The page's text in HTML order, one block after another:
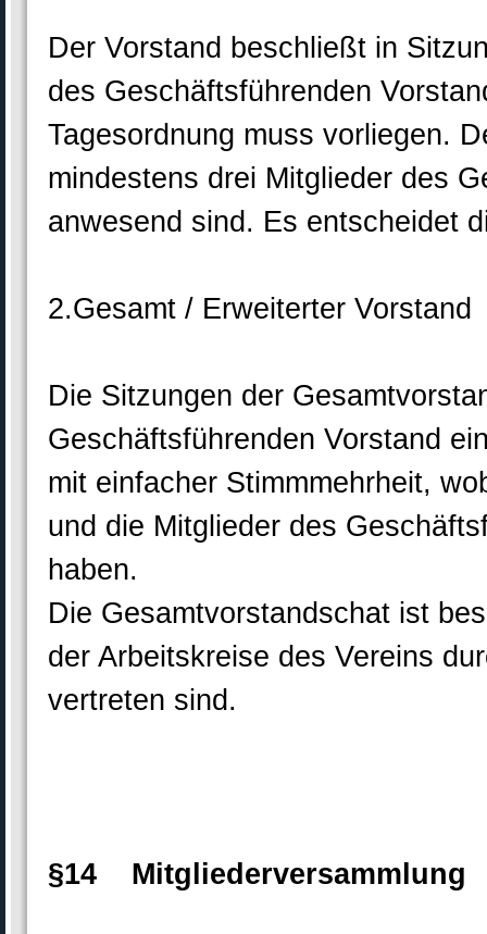
Der Vorstand beschließt in
des Geschäftsführenden
Tagesordnung muss vorliegen.
mindestens drei Mitglieder des
anwesend sind. Es entscheidet
2.Gesamt / Erweiterter Vorstand
Die Sitzungen der
Geschäftsführenden Vorstand
mit einfacher Stimmmehrheit,
und die Mitglieder des
haben.
Die Gesamtvorstandschat ist
der Arbeitskreise des Vereins
vertreten sind.
§14 Mitgliederversammlung